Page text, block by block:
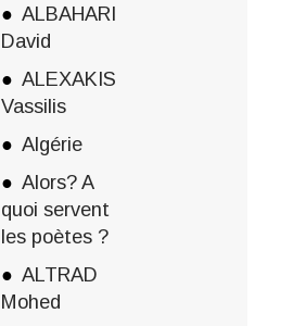
ALBAHARI
David
ALEXAKIS
Vassilis
Algérie
Alors? A
quoi servent
les poètes ?
ALTRAD
Mohed